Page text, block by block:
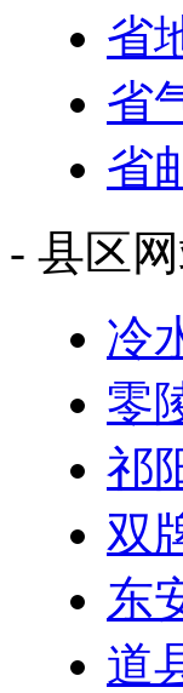
省
省
省
- 县区
冷
零
祁
双
东
道